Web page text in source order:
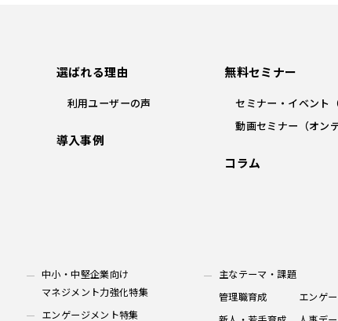
中小・中堅企業向け
マネジメント力強化特集
エンゲージメント特集
主なテーマ・課題
管理職育成
エンゲ
選ばれる理由
利用ユーザーの声
導入事例
無料セミナー
セミナー・イベント
動画セミナー（オン
コラム